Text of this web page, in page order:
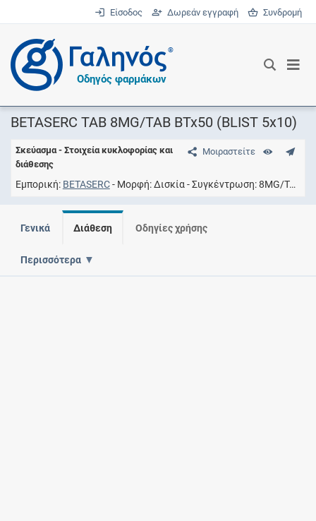
Είσοδος Δωρεάν εγγραφή Συνδρομή
®
Οδηγός φαρμάκων
BETASERC TAB 8MG/TAB BTx50 (BLIST 5x10)
Μοιραστείτε
Σκεύασμα - Στοιχεία κυκλοφορίας και
διάθεσης
Εμπορική BETASERC Μορφή Δισκία Συγκέντρωση 8MG/TAB
Γενικά Διάθεση Οδηγίες χρήσης
Περισσότερα